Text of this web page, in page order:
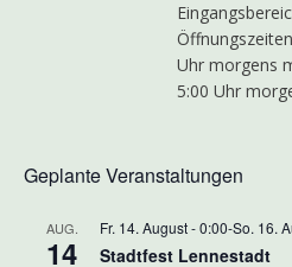
Uhr morgens
5:00 Uhr
Geplante Veranstaltungen
AUG.
14
Fr. 14. August - 0:00-So. 16.
Stadtfest Lennestadt